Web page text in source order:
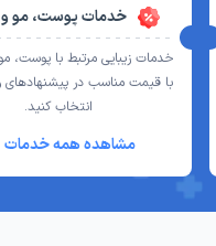
خدمات پوست، مو و
خدمات زیبایی مرتبط با پوست، مو
با قیمت مناسب در پیشنهادهای
انتخاب کنید.
مشاهده همه خدمات